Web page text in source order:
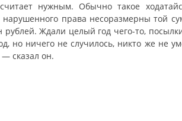
нужным. Обычно такое
нарушенного права несоразмерны той
Ждали целый год чего-то,
но ничего не случилось, никто же не
— сказал он.